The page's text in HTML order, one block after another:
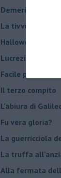
Demeritocrazia
La tivvù pallonara
Halloween
​Lucrezia Borgia,
Facile profezia
Il terzo compito
L'abiura di
Fu vera gloria?
La guerricciola
La truffa
Alla fermata